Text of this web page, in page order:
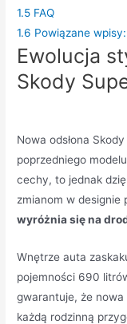
1.5 FAQ
1.6 Powiązane wpisy:
Ewolucja
Skody
Nowa odsłona
poprzedniego
cechy, to jednak
zmianom w
wyróżnia się na
Wnętrze auta
pojemności 690
gwarantuje, że
każdą rodzinną